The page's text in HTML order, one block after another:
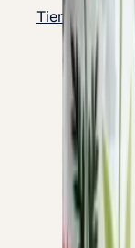
Tienda para